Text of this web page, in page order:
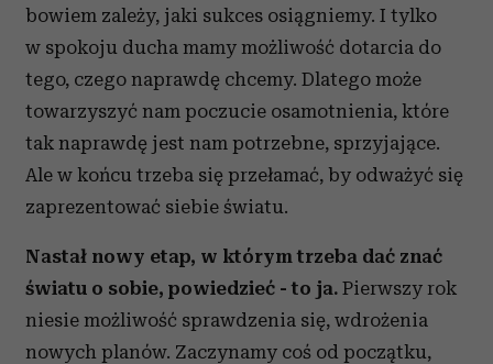
bowiem zależy, jaki sukces osiągniemy. I tylko
w spokoju ducha mamy możliwość dotarcia do
tego, czego naprawdę chcemy. Dlatego może
towarzyszyć nam poczucie osamotnienia, które
tak naprawdę jest nam potrzebne, sprzyjające.
Ale w końcu trzeba się przełamać, by odważyć się
zaprezentować siebie światu.
Nastał nowy etap, w którym trzeba dać znać
światu o sobie, powiedzieć - to ja. Pierwszy rok
niesie możliwość sprawdzenia się, wdrożenia
nowych planów. Zaczynamy coś od początku,